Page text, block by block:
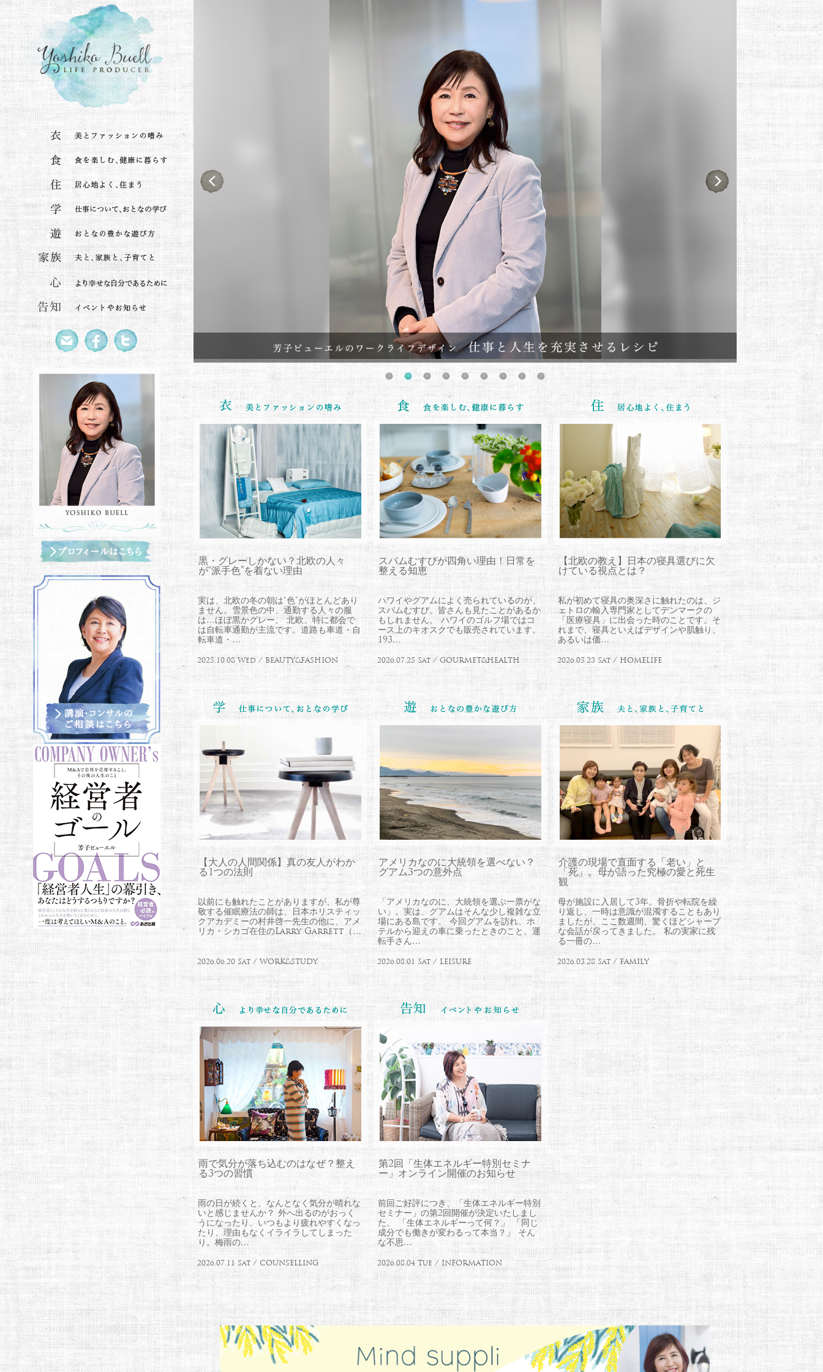
黒・グレーしかない？北欧の人々
が“派手色”を着ない理由
実は、北欧の冬の朝は“色”がほとんどあり
ません。雪景色の中、通勤する人々の服
は…ほぼ黒かグレー。 北欧、特に都会で
は自転車通勤が主流です。道路も車道・自
転車道・…
2025.10.08 Wed / BEAUTY&FASHION
スパムむすびが四角い理由！日常を
整える知恵
ハワイやグアムによく売られているのが、
スパムむすび。皆さんも見たことがあるか
もしれません。 ハワイのゴルフ場ではコ
ース上のキオスクでも販売されています。
193…
2026.07.25 Sat / GOURMET&HEALTH
【北欧の教え】日本の寝具選びに欠
けている視点とは？
私が初めて寝具の奥深さに触れたのは、ジ
ェトロの輸入専門家としてデンマークの
「医療寝具」に出会った時のことです。そ
れまで、寝具といえばデザインや肌触り、
あるいは価…
2026.05.23 Sat / HOMELIFE
【大人の人間関係】真の友人がわか
る1つの法則
以前にも触れたことがありますが、私が尊
敬する催眠療法の師は、日本ホリスティッ
クアカデミーの村井啓一先生の他に、アメ
リカ・シカゴ在住のLarry Garrett（…
2026.06.20 Sat / WORK&STUDY
アメリカなのに大統領を選べない？
グアム3つの意外点
「アメリカなのに、大統領を選ぶ一票がな
い」。実は、グアムはそんな少し複雑な立
場にある島です。 今回グアムを訪れ、ホ
テルから迎えの車に乗ったときのこと。運
転手さん…
2026.08.01 Sat / LEISURE
介護の現場で直面する「老い」と
「死」。母が語った究極の愛と死生
観
母が施設に入居して3年。骨折や転院を繰
り返し、一時は意識が混濁することもあり
ましたが、ここ数週間、驚くほどシャープ
な会話が戻ってきました。 私の実家に残
る一冊の…
2026.03.28 Sat / FAMILY
雨で気分が落ち込むのはなぜ？整え
る3つの習慣
雨の日が続くと、なんとなく気分が晴れな
いと感じませんか？ 外へ出るのがおっく
うになったり、いつもより疲れやすくなっ
たり、理由もなくイライラしてしまった
り。梅雨の…
2026.07.11 Sat / COUNSELLING
第2回「生体エネルギー特別セミナ
ー」オンライン開催のお知らせ
前回ご好評につき、「生体エネルギー特別
セミナー」の第2回開催が決定いたしまし
た。 「生体エネルギーって何？」 「同じ
成分でも働きが変わるって本当？」 そん
な不思…
2026.08.04 Tue / INFORMATION